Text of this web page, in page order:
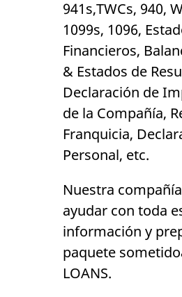
941s,TWCs, 940,
1099s, 1096,
Financieros,
& Estados de
Declaración de
de la Compañía,
Franquicia,
Personal, etc.
Nuestra
ayudar con toda
información y
paquete
LOANS.